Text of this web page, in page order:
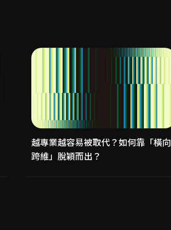
越專業越容易被取代？如何靠「橫向
跨維」脫穎而出？